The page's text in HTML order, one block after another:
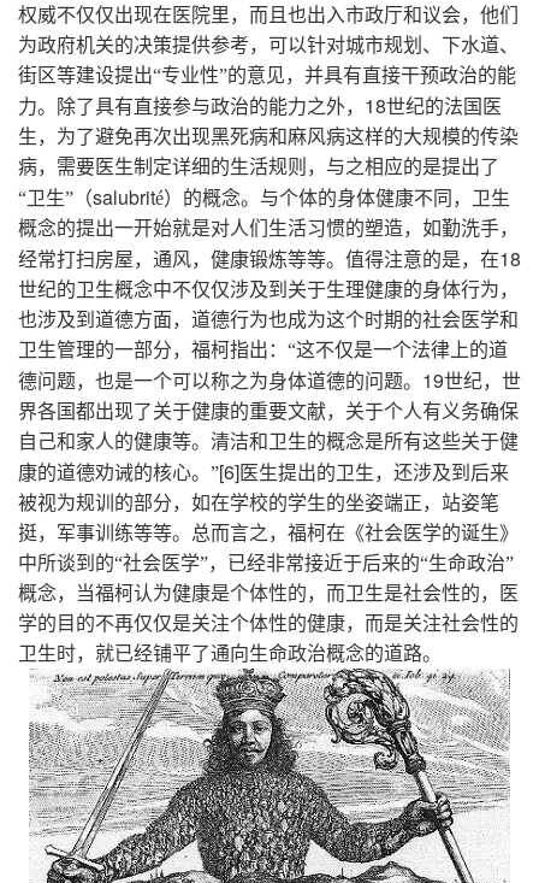
权威不仅仅出现在医院里，而且也出入市政厅和议会，他们
为政府机关的决策提供参考，可以针对城市规划、下水道、
街区等建设提出“专业性”的意见，并具有直接干预政治的能
力。除了具有直接参与政治的能力之外， 18世纪的法国医
生，为了避免再次出现黑死病和麻风病这样的大规模的传染
病，需要医生制定详细的生活规则，与之相应的是提出了
“卫生”（salubrité）的概念。与个体的身体健康不同，卫生
概念的提出一开始就是对人们生活习惯的塑造，如勤洗手，
经常打扫房屋，通风，健康锻炼等等。值得注意的是，在18
世纪的卫生概念中不仅仅涉及到关于生理健康的身体行为，
也涉及到道德方面，道德行为也成为这个时期的社会医学和
卫生管理的一部分，福柯指出：“这不仅是一个法律上的道
德问题，也是一个可以称之为身体道德的问题。 19世纪，世
界各国都出现了关于健康的重要文献，关于个人有义务确保
自己和家人的健康等。清洁和卫生的概念是所有这些关于健
康的道德劝诫的核心。”[6]医生提出的卫生，还涉及到后来
被视为规训的部分，如在学校的学生的坐姿端正，站姿笔
挺，军事训练等等。总而言之，福柯在《社会医学的诞生》
中所谈到的“社会医学”，已经非常接近于后来的“生命政治”
概念，当福柯认为健康是个体性的，而卫生是社会性的，医
学的目的不再仅仅是关注个体性的健康，而是关注社会性的
卫生时，就已经铺平了通向生命政治概念的道路。